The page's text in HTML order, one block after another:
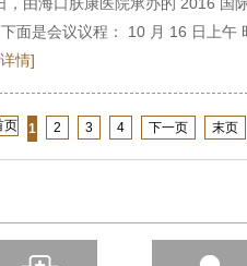
面是会议议程： 10 月 16 日上
情]
页 1 2 3 4 下一页 末页